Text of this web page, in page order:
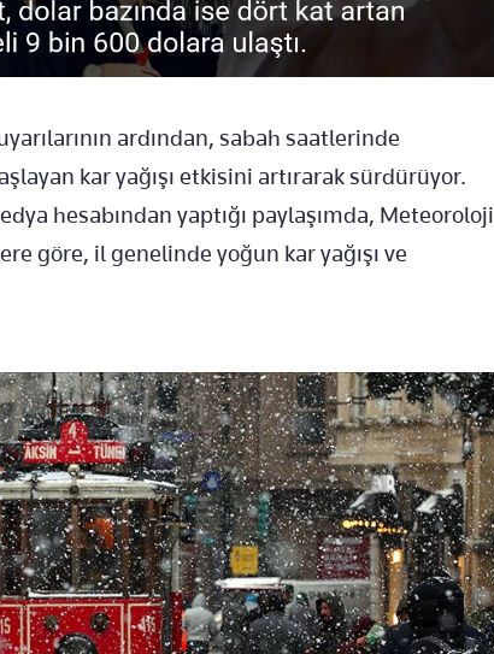
ardından, sabah saatlerinde
kar yağışı etkisini artırarak sürdürüyor.
hesabından yaptığı paylaşımda, Meteoroloji
göre, il genelinde yoğun kar yağışı ve